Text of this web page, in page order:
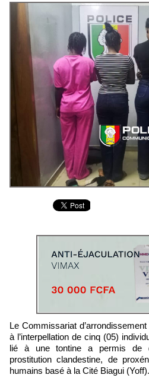
Le Commissariat d’arrondissement de Guinaw Rails a procédé
à l’interpellation de cinq (05)
lié à une tontine a permis de
prostitution clandestine, de
humains basé à la Cité Biagui (Yoff).